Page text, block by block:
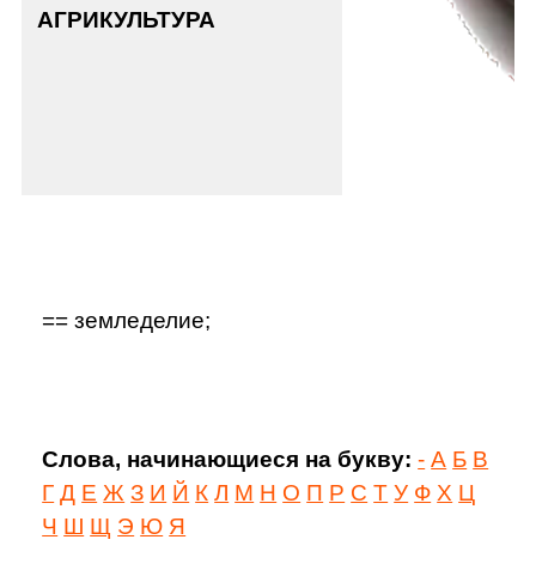
АГРИКУЛЬТУРА
== земледелие;
Слова, начинающиеся на букву: - А Б В
Г Д Е Ж З И Й К Л М Н О П Р С Т У Ф Х Ц
Ч Ш Щ Э Ю Я